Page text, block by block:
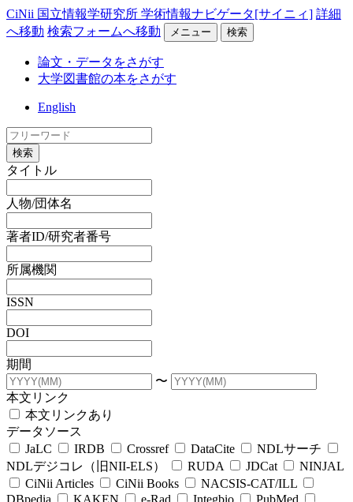
CiNii 国立情報学研究所 学術情報ナビゲータ[サイニィ] 詳細
へ移動 検索フォームへ移動 メニュー 検索
論文・データをさがす
大学図書館の本をさがす
English
検索
タイトル
人物/団体名
著者ID/研究者番号
所属機関
ISSN
DOI
期間
〜
本文リンク
本文リンクあり
データソース
JaLC
IRDB Crossref DataCite
NDLサーチ
NDLデジコレ（旧NII-ELS）
RUDA JDCat
NINJAL
CiNii Articles
CiNii Books
NACSIS-CAT/ILL
DBpedia
KAKEN e-Rad Integbio
PubMed